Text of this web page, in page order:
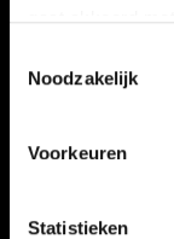
Noodzakelijk
Voorkeuren
Statistieken
VERHALEN
KALENDER
THEMA’S